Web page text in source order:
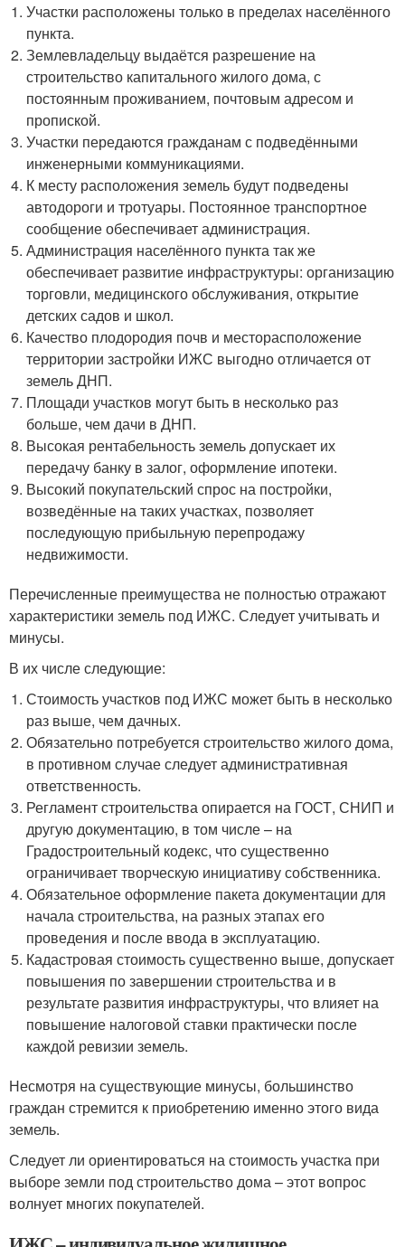
Участки расположены только в пределах населённого
пункта.
Землевладельцу выдаётся разрешение на
строительство капитального жилого дома, с
постоянным проживанием, почтовым адресом и
пропиской.
Участки передаются гражданам с подведёнными
инженерными коммуникациями.
К месту расположения земель будут подведены
автодороги и тротуары. Постоянное транспортное
сообщение обеспечивает администрация.
Администрация населённого пункта так же
обеспечивает развитие инфраструктуры: организацию
торговли, медицинского обслуживания, открытие
детских садов и школ.
Качество плодородия почв и месторасположение
территории застройки ИЖС выгодно отличается от
земель ДНП.
Площади участков могут быть в несколько раз
больше, чем дачи в ДНП.
Высокая рентабельность земель допускает их
передачу банку в залог, оформление ипотеки.
Высокий покупательский спрос на постройки,
возведённые на таких участках, позволяет
последующую прибыльную перепродажу
недвижимости.
Перечисленные преимущества не полностью отражают
характеристики земель под ИЖС. Следует учитывать и
минусы.
В их числе следующие:
Стоимость участков под ИЖС может быть в несколько
раз выше, чем дачных.
Обязательно потребуется строительство жилого дома,
в противном случае следует административная
ответственность.
Регламент строительства опирается на ГОСТ, СНИП и
другую документацию, в том числе – на
Градостроительный кодекс, что существенно
ограничивает творческую инициативу собственника.
Обязательное оформление пакета документации для
начала строительства, на разных этапах его
проведения и после ввода в эксплуатацию.
Кадастровая стоимость существенно выше, допускает
повышения по завершении строительства и в
результате развития инфраструктуры, что влияет на
повышение налоговой ставки практически после
каждой ревизии земель.
Несмотря на существующие минусы, большинство
граждан стремится к приобретению именно этого вида
земель.
Следует ли ориентироваться на стоимость участка при
выборе земли под строительство дома – этот вопрос
волнует многих покупателей.